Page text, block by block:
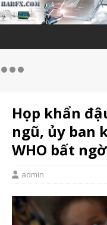
Họp khẩn
ngũ, ủy ban
WHO bất
admin